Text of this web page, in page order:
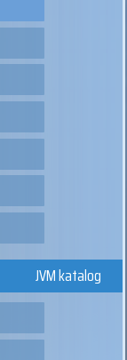
JVM katalog